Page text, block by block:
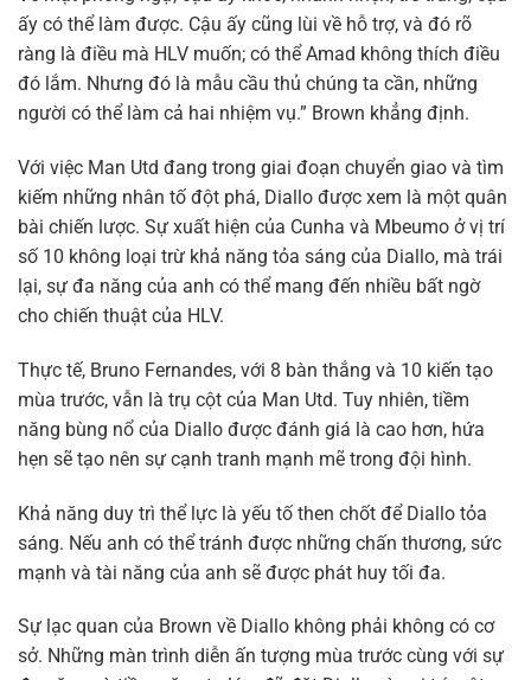
ấy có thể làm được. Cậu ấy cũng lùi về hỗ trợ, và đó rõ
ràng là điều mà HLV muốn; có thể Amad không thích điều
đó lắm. Nhưng đó là mẫu cầu thủ chúng ta cần, những
người có thể làm cả hai nhiệm vụ.” Brown khẳng định.
Với việc Man Utd đang trong giai đoạn chuyển giao và tìm
kiếm những nhân tố đột phá, Diallo được xem là một quân
bài chiến lược. Sự xuất hiện của Cunha và Mbeumo ở vị trí
số 10 không loại trừ khả năng tỏa sáng của Diallo, mà trái
lại, sự đa năng của anh có thể mang đến nhiều bất ngờ
cho chiến thuật của HLV.
Thực tế, Bruno Fernandes, với 8 bàn thắng và 10 kiến tạo
mùa trước, vẫn là trụ cột của Man Utd. Tuy nhiên, tiềm
năng bùng nổ của Diallo được đánh giá là cao hơn, hứa
hẹn sẽ tạo nên sự cạnh tranh mạnh mẽ trong đội hình.
Khả năng duy trì thể lực là yếu tố then chốt để Diallo tỏa
sáng. Nếu anh có thể tránh được những chấn thương, sức
mạnh và tài năng của anh sẽ được phát huy tối đa.
Sự lạc quan của Brown về Diallo không phải không có cơ
sở. Những màn trình diễn ấn tượng mùa trước cùng với sự